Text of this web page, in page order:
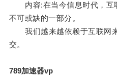
内容:在当今信息时代，互
不可或缺的一部分。
我们越来越依赖于互联网
交。
789加速器vp